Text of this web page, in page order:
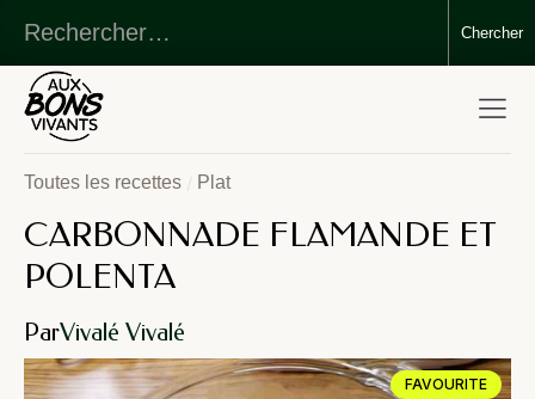
Toutes les recettes / Plat
CARBONNADE FLAMANDE ET
POLENTA
ParVivalé Vivalé
FAVOURITE